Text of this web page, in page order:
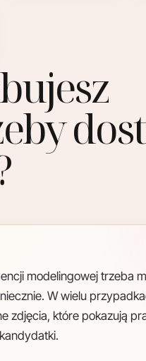
modelingowej trzeba
W wielu
zdjęcia, które pokazują